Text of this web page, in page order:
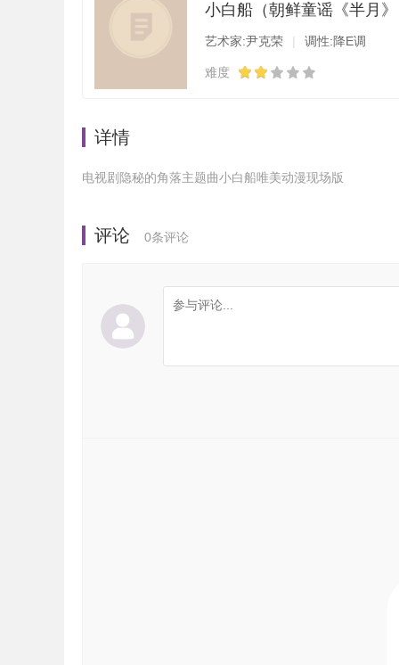
小白船（朝鲜童谣《半月
艺术家:尹克荣 | 调性:降E调
难度
详情
电视剧隐秘的角落主题曲小白船唯美动漫现场版
评论 0条评论